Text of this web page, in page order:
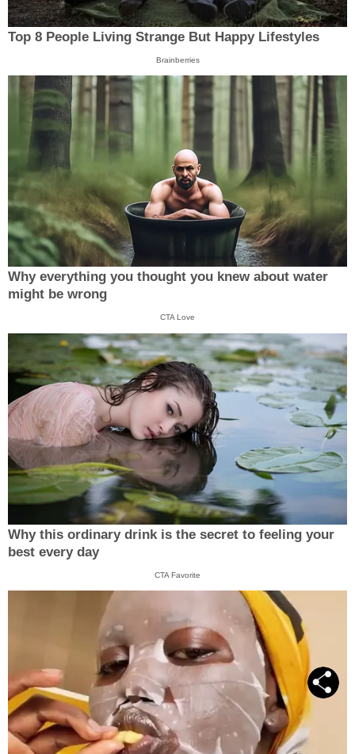
Top 8 People Living Strange But Happy Lifestyles
Brainberries
Why everything you thought you knew about water
might be wrong
CTA Love
Why this ordinary drink is the secret to feeling your
best every day
CTA Favorite